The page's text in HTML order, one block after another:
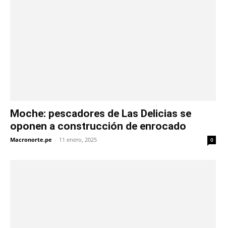
Moche: pescadores de Las Delicias se
oponen a construcción de enrocado
Macronorte.pe - 11 enero, 2025 0